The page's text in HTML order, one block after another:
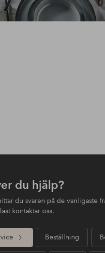
du hjälp?
du svaren på de vanligaste
kontaktar oss.
Beställning